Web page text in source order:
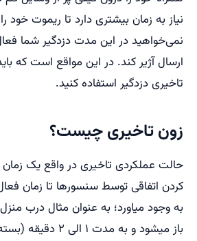
نیاز به زمان بیشتری دارد تا ریموت خود
نمی‌خواهید در این مدت دزدگیر شما
ارسال آژیر کند. در این مواقع است که
تاخیری دزدگیر استفاده کنید.
زون تاخیری چیست؟
حالت عملکردی تاخیری در واقع یک
کردن اتفاقی توسط سنسورها تا زمان
به وجود میاورد؛ به عنوان مثال درب
باز میشود و به مدت